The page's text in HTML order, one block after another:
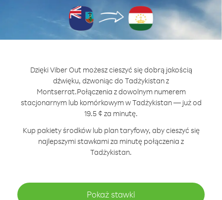
Dzięki Viber Out możesz cieszyć się dobrą jakością
dźwięku, dzwoniąc do Tadżykistan z
Montserrat.Połączenia z dowolnym numerem
stacjonarnym lub komórkowym w Tadżykistan — już od
19.5 ¢ za minutę.
Kup pakiety środków lub plan taryfowy, aby cieszyć się
najlepszymi stawkami za minutę połączenia z
Tadżykistan.
Pokaż stawki